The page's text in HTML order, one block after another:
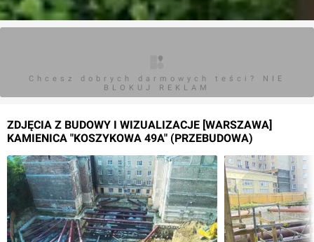
Chcesz dobrych darmowych teści? NIE
BLOKUJ REKLAM
ZDJĘCIA Z BUDOWY I WIZUALIZACJE [WARSZAWA]
KAMIENICA "KOSZYKOWA 49A" (PRZEBUDOWA)